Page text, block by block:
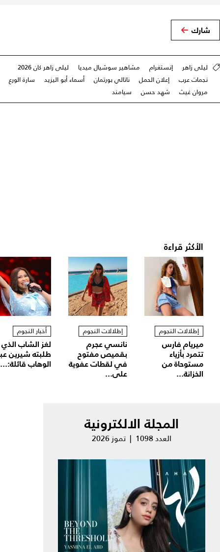
شارك
ليلى زاهر إنستغرام مشاهير سوشيال ميديا
ليلى زاهر كان 2026
نجمات عرب
إعلان الحمل ناتالي بورتمان أسماء أبو اليزيد
سارة الورع
مروان غيث
شهد حسن سيامند
الأكثر قراءة
إطلالات النجوم
ميريام فارس
تتمرد بأزياء
مستوحاة من
الخزانة...
إطلالات النجوم
نانسي عجرم
بقميص مفتوح
في لقطات عفوية
على...
أخبار النجوم
لغز الشاب الذي
طلبته شيرين
الوهاب قائلة:...
المجلة الالكترونية
العدد 1098 | تموز 2026